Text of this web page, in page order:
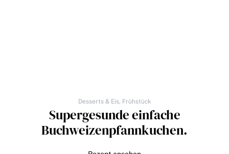
Desserts & Eis, Frühstück
Supergesunde einfache
Buchweizenpfannkuchen.